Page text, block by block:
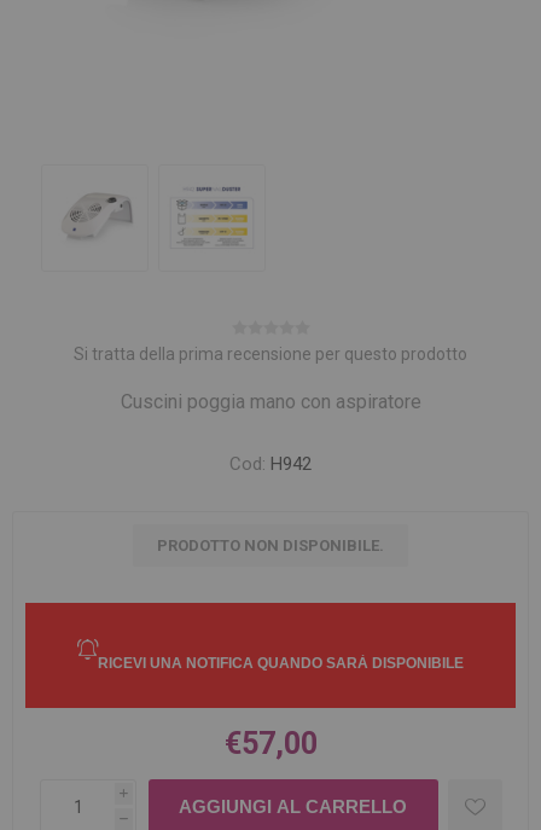
Si tratta della prima recensione per questo prodotto
Cuscini poggia mano con aspiratore
Cod: H942
PRODOTTO NON DISPONIBILE.
€57,00
i
h